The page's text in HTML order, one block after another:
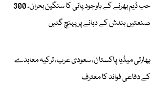
حب ڈیم بھرنے کے باوجود پانی کا سنگین بحران، 300
صنعتیں بندش کے دہانے پر پہنچ گئیں
بھارتی میڈیا پاکستان، سعودی عرب، ترکیہ معاہدے
کے دفاعی فوائد کا معترف